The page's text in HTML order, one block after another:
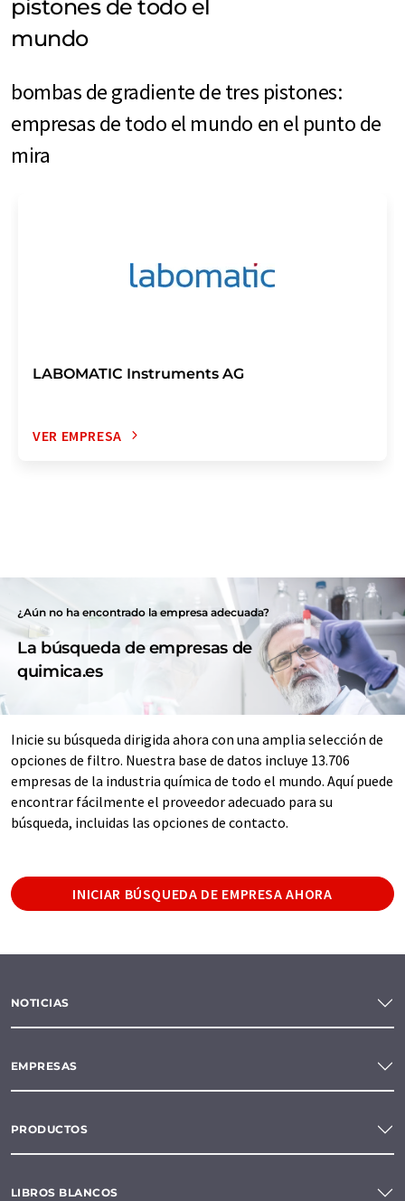
pistones de todo el
mundo
bombas de gradiente de tres pistones:
empresas de todo el mundo en el punto de
mira
LABOMATIC Instruments AG
VER EMPRESA
¿Aún no ha encontrado la empresa adecuada?
La búsqueda de empresas de
quimica.es
Inicie su búsqueda dirigida ahora con una amplia selección de
opciones de filtro. Nuestra base de datos incluye 13.706
empresas de la industria química de todo el mundo. Aquí puede
encontrar fácilmente el proveedor adecuado para su
búsqueda, incluidas las opciones de contacto.
INICIAR BÚSQUEDA DE EMPRESA AHORA
NOTICIAS
EMPRESAS
PRODUCTOS
LIBROS BLANCOS